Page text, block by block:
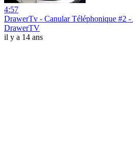
4:57
DrawerTv - Canular Téléphonique #2 -
DrawerTV
il y a 14 ans